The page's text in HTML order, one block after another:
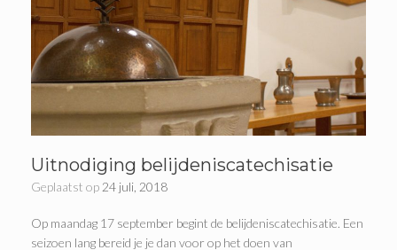
Uitnodiging belijdeniscatechisatie
Geplaatst op 24 juli, 2018
Op maandag 17 september begint de belijdeniscatechisatie. Een
seizoen lang bereid je je dan voor op het doen van